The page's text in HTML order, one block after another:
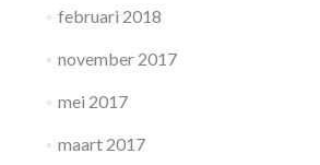
februari 2018
november 2017
mei 2017
maart 2017